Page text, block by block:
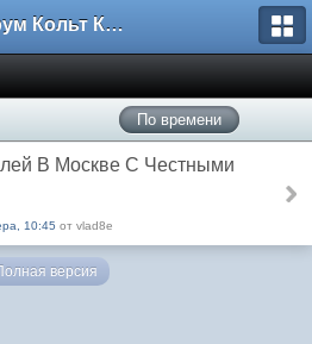
Форум Кольт Клуб
По времени
В Москве С Честными
10:45 от vlad8e
версия